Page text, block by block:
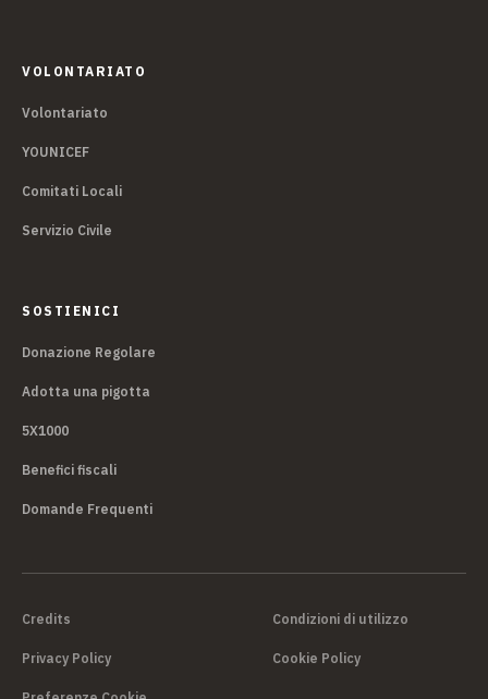
VOLONTARIATO
Volontariato
YOUNICEF
Comitati Locali
Servizio Civile
SOSTIENICI
Donazione Regolare
Adotta una pigotta
5X1000
Benefici fiscali
Domande Frequenti
Credits Condizioni di utilizzo
Privacy Policy Cookie Policy